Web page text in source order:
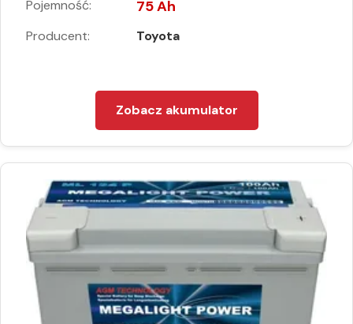
Pojemność: 75 Ah
Producent: Toyota
Zobacz akumulator